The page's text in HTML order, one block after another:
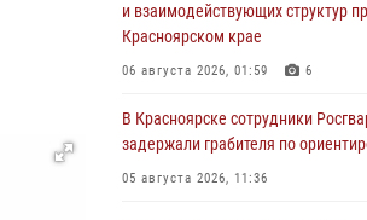
и взаимодействующих структур
Красноярском крае
06 августа 2026, 01:59 6
В Красноярске сотрудники
задержали грабителя по
05 августа 2026, 11:36